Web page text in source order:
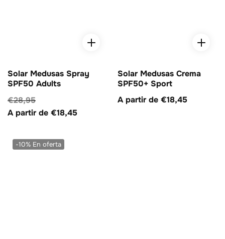
Solar Medusas Spray
SPF50 Adults
Precio
habitual
€28,95
de
A partir de €18,45
Solar Medusas Crema
SPF50+ Sport
Precio
A partir de €18,45
-10% En oferta